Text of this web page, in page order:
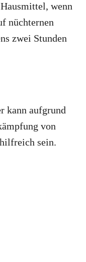
wenn
nüchternen
zwei Stunden
kann aufgrund
von
sein.